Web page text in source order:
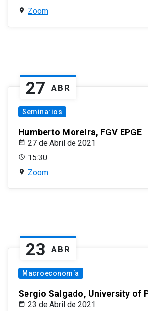
Zoom
27 ABR
Seminarios
Humberto Moreira, FGV EPGE
27 de Abril de 2021
15:30
Zoom
23 ABR
Macroeconomía
Sergio Salgado, University of
23 de Abril de 2021